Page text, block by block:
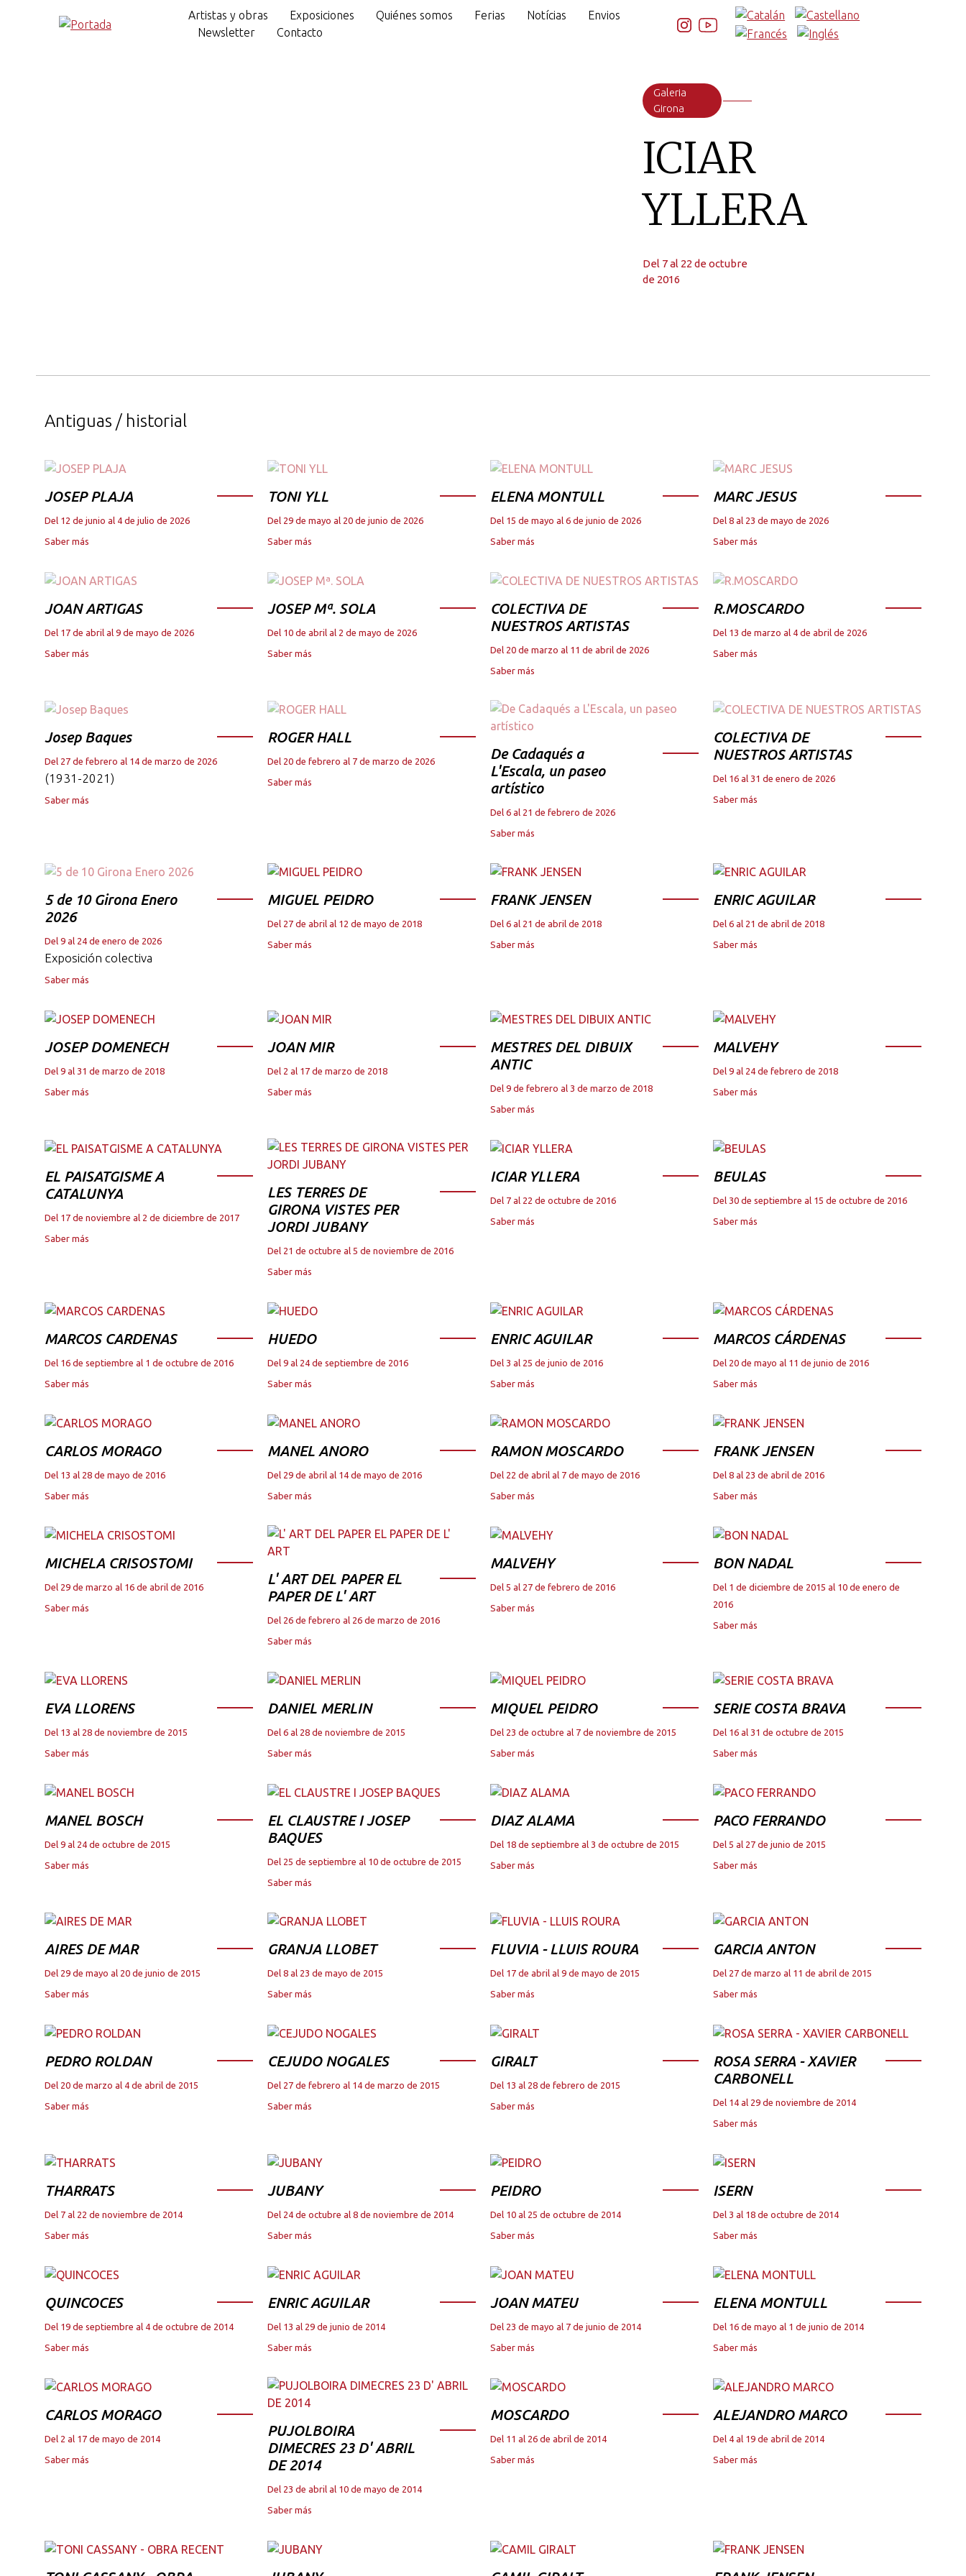
Artistas y obras Exposiciones Quiénes somos Ferias Notícias
Envios
Newsletter
Contacto
Galeria
Girona
ICIAR
YLLERA
Del 7 al 22 de octubre
de 2016
Antiguas / historial
JOSEP PLAJA
Del 12 de junio al 4 de julio de 2026
Saber más
TONI YLL
Del 29 de mayo al 20 de junio de 2026
Saber más
ELENA MONTULL
Del 15 de mayo al 6 de junio de 2026
Saber más
MARC JESUS
Del 8 al 23 de mayo de 2026
Saber más
JOAN ARTIGAS
Del 17 de abril al 9 de mayo de 2026
Saber más
JOSEP Mª. SOLA
Del 10 de abril al 2 de mayo de 2026
Saber más
COLECTIVA DE
NUESTROS ARTISTAS
Del 20 de marzo al 11 de abril de 2026
Saber más
R.MOSCARDO
Del 13 de marzo al 4 de abril de 2026
Saber más
Josep Baques
Del 27 de febrero al 14 de marzo de 2026
(1931-2021)
Saber más
ROGER HALL
Del 20 de febrero al 7 de marzo de 2026
Saber más
De Cadaqués a
L'Escala, un paseo
artístico
Del 6 al 21 de febrero de 2026
Saber más
COLECTIVA DE
NUESTROS ARTISTAS
Del 16 al 31 de enero de 2026
Saber más
5 de 10 Girona Enero
2026
Del 9 al 24 de enero de 2026
Exposición colectiva
Saber más
MIGUEL PEIDRO
Del 27 de abril al 12 de mayo de 2018
Saber más
FRANK JENSEN
Del 6 al 21 de abril de 2018
Saber más
ENRIC AGUILAR
Del 6 al 21 de abril de 2018
Saber más
JOSEP DOMENECH
Del 9 al 31 de marzo de 2018
Saber más
JOAN MIR
Del 2 al 17 de marzo de 2018
Saber más
MESTRES DEL DIBUIX
ANTIC
Del 9 de febrero al 3 de marzo de 2018
Saber más
MALVEHY
Del 9 al 24 de febrero de 2018
Saber más
EL PAISATGISME A
CATALUNYA
Del 17 de noviembre al 2 de diciembre de 2017
Saber más
LES TERRES DE
GIRONA VISTES PER
JORDI JUBANY
Del 21 de octubre al 5 de noviembre de 2016
Saber más
ICIAR YLLERA
Del 7 al 22 de octubre de 2016
Saber más
BEULAS
Del 30 de septiembre al 15 de octubre de 2016
Saber más
MARCOS CARDENAS
Del 16 de septiembre al 1 de octubre de 2016
Saber más
HUEDO
Del 9 al 24 de septiembre de 2016
Saber más
ENRIC AGUILAR
Del 3 al 25 de junio de 2016
Saber más
MARCOS CÁRDENAS
Del 20 de mayo al 11 de junio de 2016
Saber más
CARLOS MORAGO
Del 13 al 28 de mayo de 2016
Saber más
MANEL ANORO
Del 29 de abril al 14 de mayo de 2016
Saber más
RAMON MOSCARDO
Del 22 de abril al 7 de mayo de 2016
Saber más
FRANK JENSEN
Del 8 al 23 de abril de 2016
Saber más
MICHELA CRISOSTOMI
Del 29 de marzo al 16 de abril de 2016
Saber más
L' ART DEL PAPER EL
PAPER DE L' ART
Del 26 de febrero al 26 de marzo de 2016
Saber más
MALVEHY
Del 5 al 27 de febrero de 2016
Saber más
BON NADAL
Del 1 de diciembre de 2015 al 10 de enero de
2016
Saber más
EVA LLORENS
Del 13 al 28 de noviembre de 2015
Saber más
DANIEL MERLIN
Del 6 al 28 de noviembre de 2015
Saber más
MIQUEL PEIDRO
Del 23 de octubre al 7 de noviembre de 2015
Saber más
SERIE COSTA BRAVA
Del 16 al 31 de octubre de 2015
Saber más
MANEL BOSCH
Del 9 al 24 de octubre de 2015
Saber más
EL CLAUSTRE I JOSEP
BAQUES
Del 25 de septiembre al 10 de octubre de 2015
Saber más
DIAZ ALAMA
Del 18 de septiembre al 3 de octubre de 2015
Saber más
PACO FERRANDO
Del 5 al 27 de junio de 2015
Saber más
AIRES DE MAR
Del 29 de mayo al 20 de junio de 2015
Saber más
GRANJA LLOBET
Del 8 al 23 de mayo de 2015
Saber más
FLUVIA - LLUIS ROURA
Del 17 de abril al 9 de mayo de 2015
Saber más
GARCIA ANTON
Del 27 de marzo al 11 de abril de 2015
Saber más
PEDRO ROLDAN
Del 20 de marzo al 4 de abril de 2015
Saber más
CEJUDO NOGALES
Del 27 de febrero al 14 de marzo de 2015
Saber más
GIRALT
Del 13 al 28 de febrero de 2015
Saber más
ROSA SERRA - XAVIER
CARBONELL
Del 14 al 29 de noviembre de 2014
Saber más
THARRATS
Del 7 al 22 de noviembre de 2014
Saber más
JUBANY
Del 24 de octubre al 8 de noviembre de 2014
Saber más
PEIDRO
Del 10 al 25 de octubre de 2014
Saber más
ISERN
Del 3 al 18 de octubre de 2014
Saber más
QUINCOCES
Del 19 de septiembre al 4 de octubre de 2014
Saber más
ENRIC AGUILAR
Del 13 al 29 de junio de 2014
Saber más
JOAN MATEU
Del 23 de mayo al 7 de junio de 2014
Saber más
ELENA MONTULL
Del 16 de mayo al 1 de junio de 2014
Saber más
CARLOS MORAGO
Del 2 al 17 de mayo de 2014
Saber más
PUJOLBOIRA
DIMECRES 23 D' ABRIL
DE 2014
Del 23 de abril al 10 de mayo de 2014
Saber más
MOSCARDO
Del 11 al 26 de abril de 2014
Saber más
ALEJANDRO MARCO
Del 4 al 19 de abril de 2014
Saber más